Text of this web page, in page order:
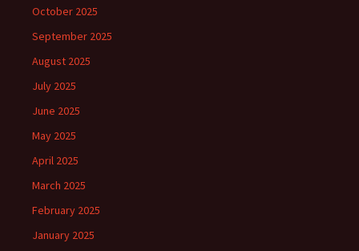
October 2025
September 2025
August 2025
July 2025
June 2025
May 2025
April 2025
March 2025
February 2025
January 2025